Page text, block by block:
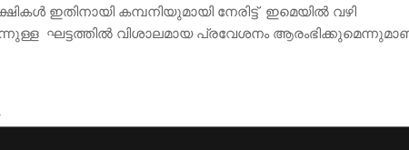
ഇതിനായി കമ്പനിയുമായി നേരിട്ട് ഇമെയിൽ വഴി
ഘട്ടത്തിൽ വിശാലമായ പ്രവേശനം